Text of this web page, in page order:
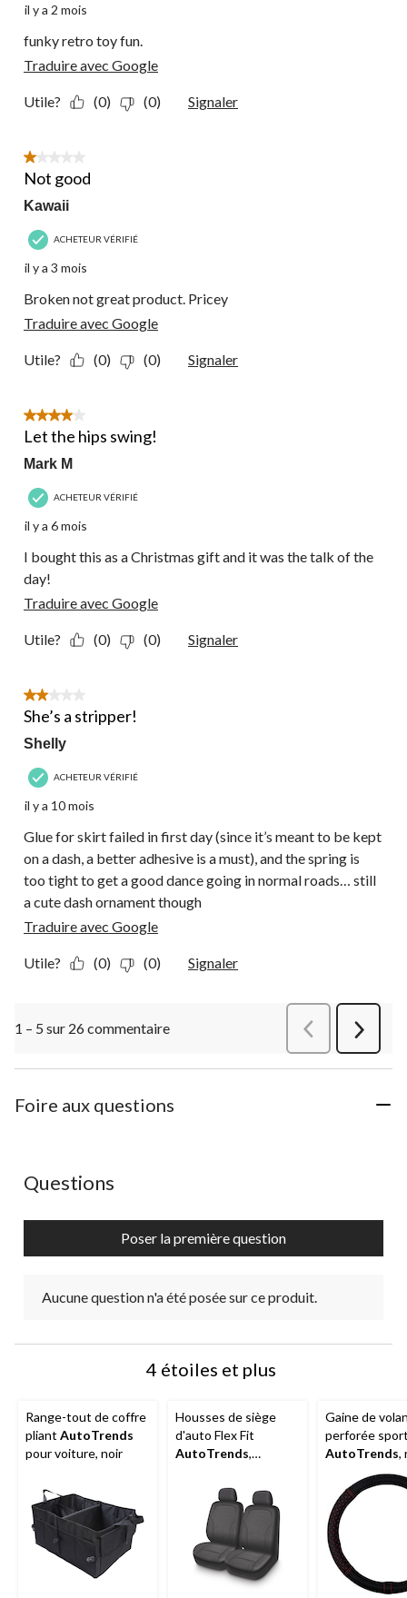
il y a 2 mois
funky retro toy fun.
Traduire avec Google
Utile? (0) (0) Signaler
1 étoile(s) sur 5.
Not good
Kawaii
ACHETEUR VÉRIFIÉ
il y a 3 mois
Broken not great product. Pricey
Traduire avec Google
Utile? (0) (0) Signaler
4 étoile(s) sur 5.
Let the hips swing!
Mark M
ACHETEUR VÉRIFIÉ
il y a 6 mois
I bought this as a Christmas gift and it was the talk of the
day!
Traduire avec Google
Utile? (0) (0) Signaler
2 étoile(s) sur 5.
She’s a stripper!
Shelly
ACHETEUR VÉRIFIÉ
il y a 10 mois
Glue for skirt failed in first day (since it’s meant to be kept
on a dash, a better adhesive is a must), and the spring is
too tight to get a good dance going in normal roads… still
a cute dash ornament though
Traduire avec Google
Utile? (0) (0) Signaler
1 – 5 sur 26 commentaire
Suivant
Foire aux questions
Aucune question n'a été posée sur ce produit.
Questions
Poser la première question
Aucune question n'a été posée sur ce produit.
4 étoiles et plus
Range-tout de coffre
pliant AutoTrends
pour voiture, noir
Housses de siège
d'auto Flex Fit
AutoTrends,
Gaine de
perforée
AutoTrends,